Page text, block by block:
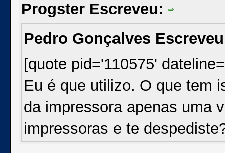
Progster Escreveu:
Pedro Gonçalves
[quote pid='110575'
Eu é que utilizo. O que tem
da impressora apenas uma
impressoras e te